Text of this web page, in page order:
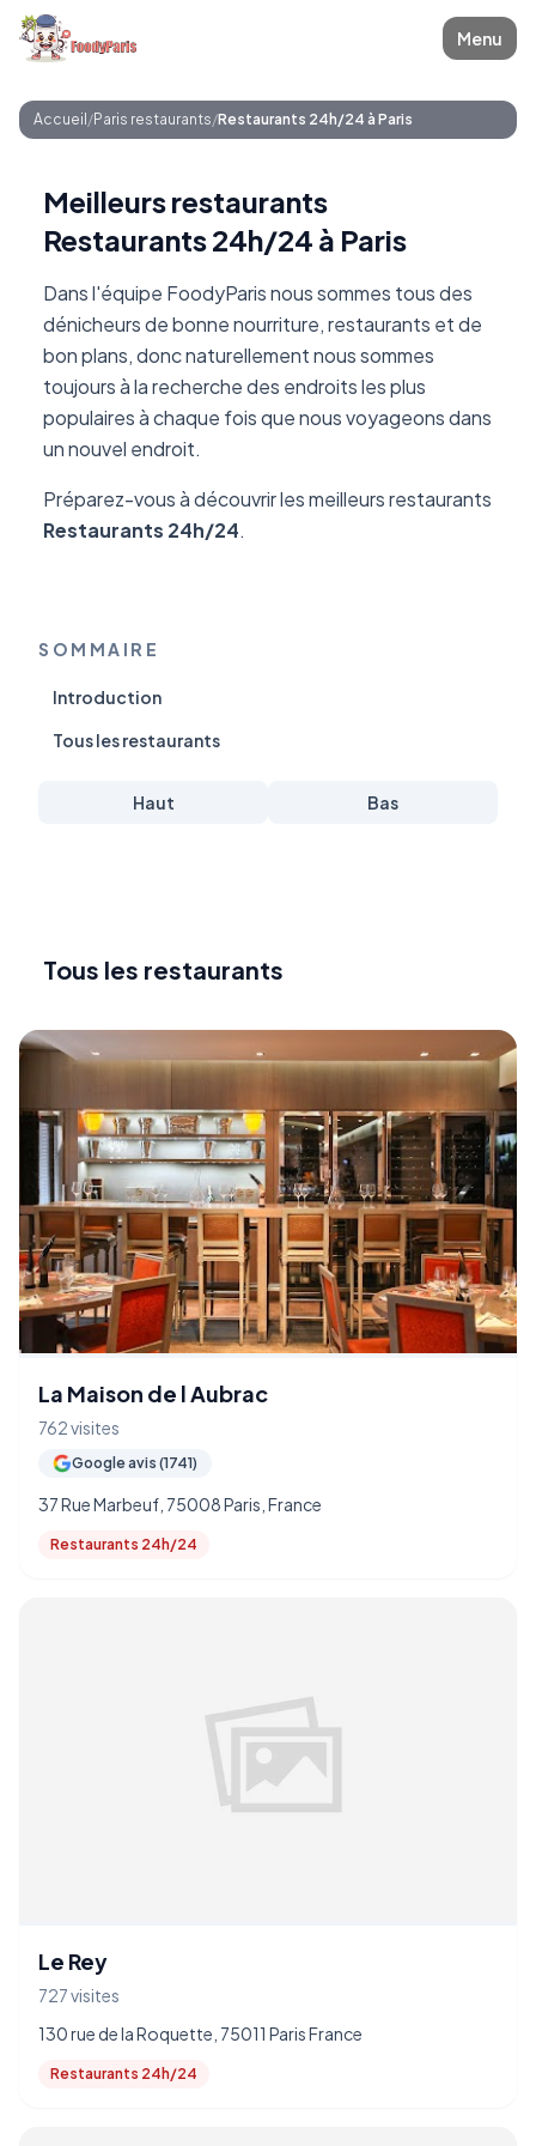
Menu
Accueil /Paris restaurants/Restaurants 24h/24 à Paris
Meilleurs restaurants
Restaurants 24h/24 à Paris
Dans l'équipe FoodyParis nous sommes tous des
dénicheurs de bonne nourriture, restaurants et de
bon plans, donc naturellement nous sommes
toujours à la recherche des endroits les plus
populaires à chaque fois que nous voyageons dans
un nouvel endroit.
Préparez-vous à découvrir les meilleurs restaurants
Restaurants 24h/24.
SOMMAIRE
Introduction
Tous les restaurants
Haut Bas
Tous les restaurants
La Maison de l Aubrac
762 visites
Google avis (1741)
37 Rue Marbeuf, 75008 Paris, France
Restaurants 24h/24
Le Rey
727 visites
130 rue de la Roquette, 75011 Paris France
Restaurants 24h/24